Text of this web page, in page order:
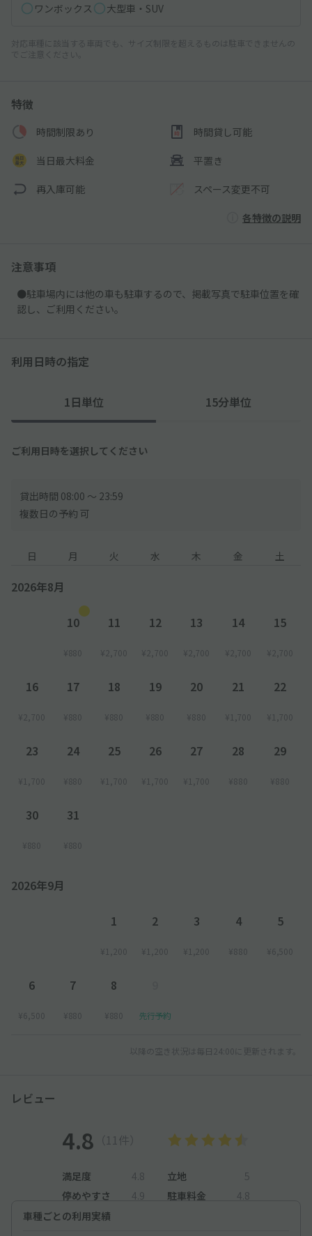
ワンボックス
大型車・SUV
対応車種に該当する車両でも、サイズ制限を超えるものは駐車できませんの
でご注意ください。
特徴
時間制限あり 時間貸し可能
当日最大料金 平置き
再入庫可能 スペース変更不可
各特徴の説明
注意事項
●駐車場内には他の車も駐車するので、掲載写真で駐車位置を確
認し、ご利用ください。
利用日時の指定
1日単位 15分単位
ご利用日時を選択してください
貸出時間 08:00 〜 23:59
複数日の予約 可
日 月 火 水 木 金 土
2026年8月
10
¥880
11
¥2,700
12
¥2,700
13
¥2,700
14
¥2,700
15
¥2,700
16
¥2,700
17
¥880
18
¥880
19
¥880
20
¥880
21
¥1,700
22
¥1,700
23
¥1,700
24
¥880
25
¥1,700
26
¥1,700
27
¥1,700
28
¥880
29
¥880
30
¥880
31
¥880
2026年9月
1
¥1,200
2
¥1,200
3
¥1,200
4
¥880
5
¥6,500
6
¥6,500
7
¥880
8
¥880 先行予約
以降の空き状況は毎日24:00に更新されます。
レビュー
4.8 （11件）
満足度 4.8 立地
5
停めやすさ
4.9 駐車料金
4.8
車種ごとの利用実績